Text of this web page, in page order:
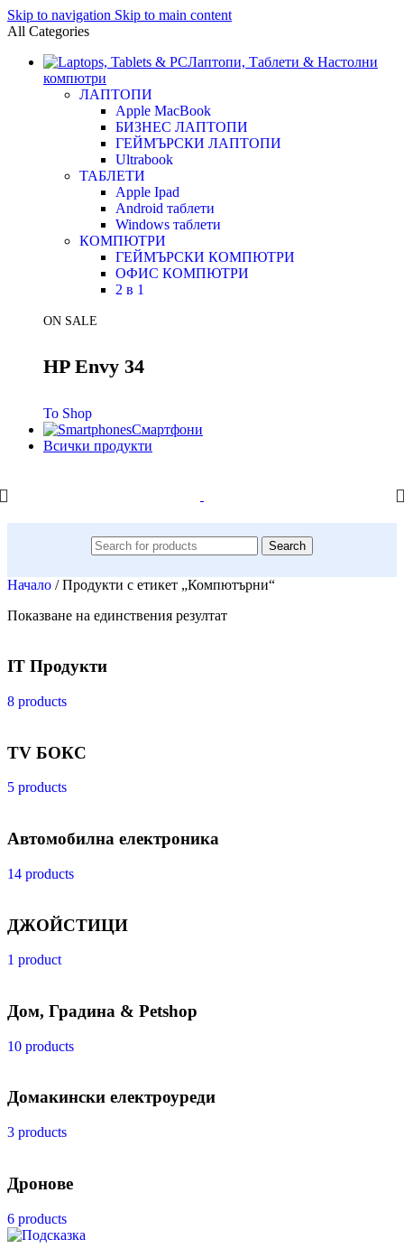
Skip to navigation Skip to main content
All Categories
Лаптопи, Таблети & Настолни
компютри
ЛАПТОПИ
Apple MacBook
БИЗНЕС ЛАПТОПИ
ГЕЙМЪРСКИ ЛАПТОПИ
Ultrabook
ТАБЛЕТИ
Apple Ipad
Android таблети
Windows таблети
КОМПЮТРИ
ГЕЙМЪРСКИ КОМПЮТРИ
ОФИС КОМПЮТРИ
2 в 1
ON SALE
HP Envy 34
To Shop
Смартфони
Всички продукти
Search
Начало / Продукти с етикет „Компютърни“
Показване на единствения резултат
IT Продукти
8 products
TV БОКС
5 products
Автомобилна електроника
14 products
ДЖОЙСТИЦИ
1 product
Дом, Градина & Petshop
10 products
Домакински електроуреди
3 products
Дронове
6 products